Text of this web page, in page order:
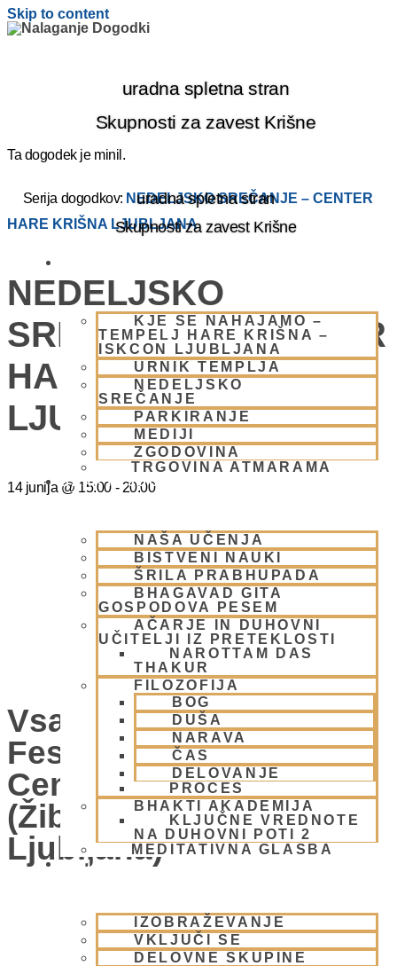
Skip to content
uradna spletna stran
Skupnosti za zavest Krišne
uradna spletna stran
Skupnosti za zavest Krišne
KJE SE NAHAJAMO –
TEMPELJ HARE KRIŠNA –
ISKCON LJUBLJANA
URNIK TEMPLJA
NEDELJSKO
SREČANJE
PARKIRANJE
MEDIJI
ZGODOVINA
TRGOVINA ATMARAMA
BHAKTI JOGA
NAŠA UČENJA
BISTVENI NAUKI
ŠRILA PRABHUPADA
BHAGAVAD GITA
GOSPODOVA PESEM
AČARJE IN DUHOVNI
UČITELJI IZ PRETEKLOSTI
NAROTTAM DAS
THAKUR
FILOZOFIJA
BOG
DUŠA
NARAVA
ČAS
DELOVANJE
PROCES
BHAKTI AKADEMIJA
KLJUČNE VREDNOTE
NA DUHOVNI POTI 2
MEDITATIVNA GLASBA
SKUPNOST
IZOBRAŽEVANJE
VKLJUČI SE
DELOVNE SKUPINE
Ta dogodek je minil.
Serija dogodkov: NEDELJSKO SREČANJE – CENTER
HARE KRIŠNA LJUBLJANA
NEDELJSKO
SREČANJE – CENTER
HARE KRIŠNA
LJUBLJANA
14 junija @ 15:00 - 20:00
Vsako Nedeljo Mini
Festival V Hare Krišna
Centru – VABLJENI
(Žibertova 27, 1000
Ljubljana)